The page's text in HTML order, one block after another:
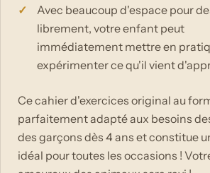
Avec beaucoup d'espace pour
librement, votre enfant peut
immédiatement mettre en
expérimenter ce qu'il vient
Ce cahier d'exercices original au
parfaitement adapté aux besoins
des garçons dès 4 ans et constitue
idéal pour toutes les occasions !